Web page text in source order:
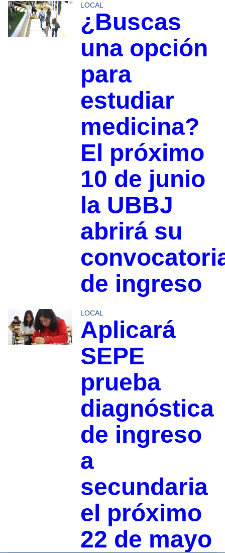
LOCAL
¿Buscas
una opción
para
estudiar
medicina?
El próximo
10 de junio
la UBBJ
abrirá su
de ingreso
LOCAL
Aplicará
SEPE
prueba
diagnóstica
de ingreso
a
secundaria
el próximo
22 de mayo